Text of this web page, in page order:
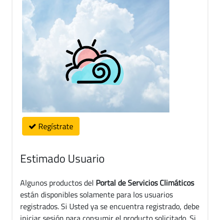
Regístrate
Estimado Usuario
Algunos productos del Portal de Servicios Climáticos
están disponibles solamente para los usuarios
registrados. Si Usted ya se encuentra registrado, debe